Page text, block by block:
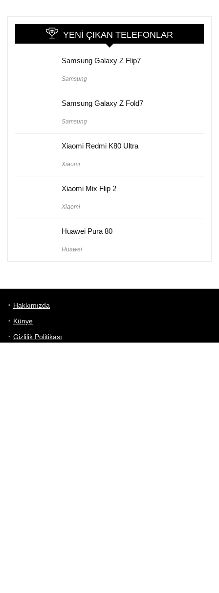
YENI ÇIKAN TELEFONLAR
Samsung Galaxy Z Flip7
Samsung
Samsung Galaxy Z Fold7
Samsung
Xiaomi Redmi K80 Ultra
Xiaomi
Xiaomi Mix Flip 2
Xiaomi
Huawei Pura 80
Huawei
Hakkımızda
Künye
Gizlilik Politikası